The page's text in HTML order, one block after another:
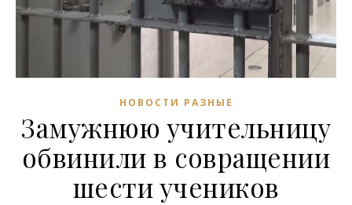
НОВОСТИ РАЗНЫЕ
Замужнюю учительницу
обвинили в совращении
шести учеников